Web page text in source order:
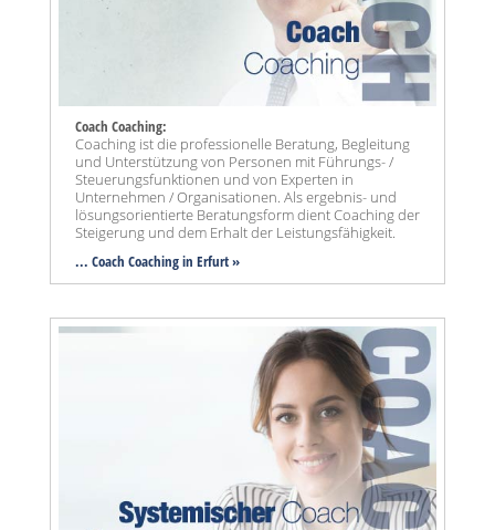
Coach Coaching:
Coaching ist die professionelle Beratung, Begleitung
und Unterstützung von Personen mit Führungs- /
Steuerungsfunktionen und von Experten in
Unternehmen / Organisationen. Als ergebnis- und
lösungsorientierte Beratungsform dient Coaching der
Steigerung und dem Erhalt der Leistungsfähigkeit.
... Coach Coaching in Erfurt »